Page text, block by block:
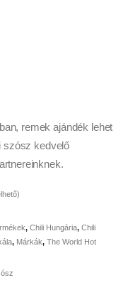
remek ajándék lehet
szósz kedvelő
, Chili Hungária, Chili
, Márkák, The World Hot